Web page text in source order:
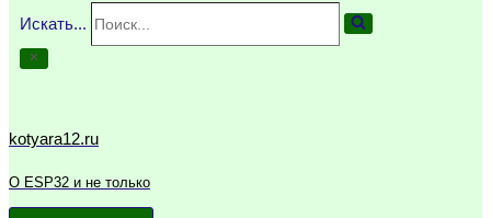
Искать...
kotyara12.ru
О ESP32 и не только